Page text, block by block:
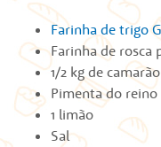
Farinha de trigo
Farinha de rosca
1/2 kg de
Pimenta do reino
1 limão
Sal